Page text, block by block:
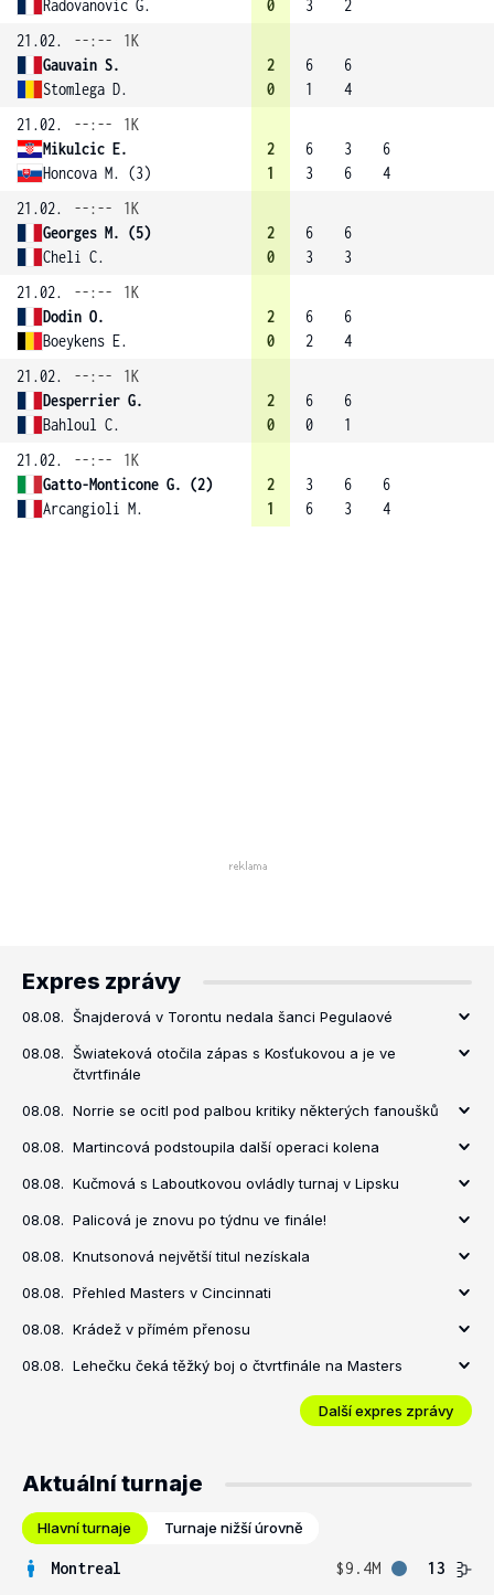
Radovanovic G. 0 3
2
21.02.
--:--
1K
Gauvain S.
Stomlega D.
2
0
6
1
6
4
21.02.
--:--
1K
Mikulcic E.
Honcova M. (3)
2
1
6
3
3
6
6
4
21.02.
--:--
1K
Georges M. (5)
Cheli C.
2
0
6
3
6
3
21.02.
--:--
1K
Dodin O.
Boeykens E.
2
0
6
2
6
4
21.02.
--:--
1K
Desperrier G.
Bahloul C.
2
0
6
0
6
1
21.02.
--:--
1K
Gatto-Monticone G. (2)
Arcangioli M.
2
1
3
6
6
3
6
4
Expres zprávy
08.08. Šnajderová v Torontu nedala šanci Pegulaové
08.08. Šwiateková otočila zápas s Kosťukovou a je ve
čtvrtfinále
08.08. Norrie se ocitl pod palbou kritiky některých fanoušků
08.08. Martincová podstoupila další operaci kolena
08.08. Kučmová s Laboutkovou ovládly turnaj v Lipsku
08.08. Palicová je znovu po týdnu ve finále!
08.08. Knutsonová největší titul nezískala
08.08. Přehled Masters v Cincinnati
08.08. Krádež v přímém přenosu
08.08. Lehečku čeká těžký boj o čtvrtfinále na Masters
Další expres zprávy
Aktuální turnaje
Hlavní turnaje Turnaje nižší úrovně
Montreal $9.4M
13